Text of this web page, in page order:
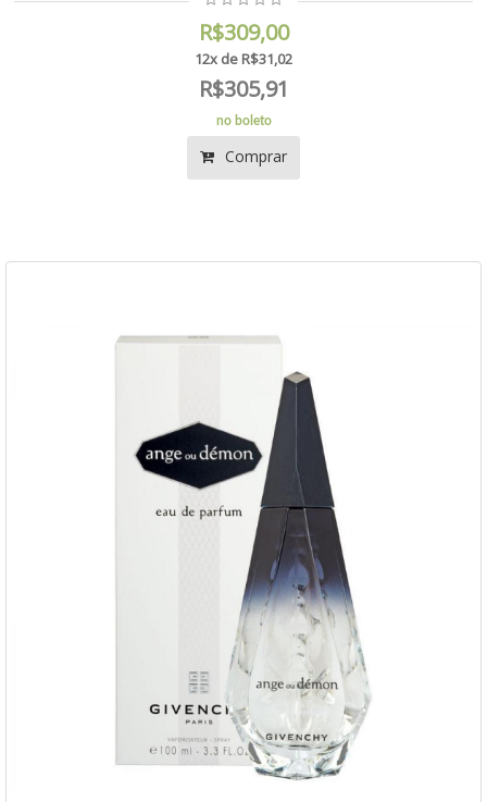
R$309,00
12x de R$31,02
R$305,91
no boleto
Comprar